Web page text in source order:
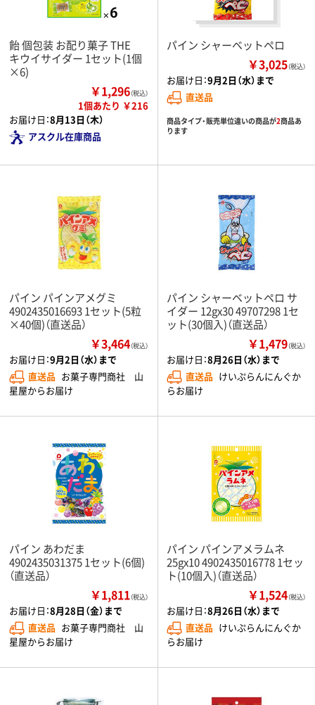
飴 個包装 お配り菓子 THE
キウイサイダー 1セット(1個
×6)
￥1,296（税込）
1個あたり ￥216
お届け日：8月13日（木）
アスクル在庫商品
パイン シャーベットペロ
￥3,025（税込）
お届け日：9月2日（水）まで
直送品
商品タイプ・販売単位違いの商品が2商品あ
ります
パイン パインアメグミ
4902435016693 1セット(5粒
×40個)（直送品）
￥3,464（税込）
お届け日：9月2日（水）まで
直送品 お菓子専門商社 山
星屋からお届け
パイン シャーベットペロ サ
イダー 12gx30 49707298 1セ
ット(30個入)（直送品）
￥1,479（税込）
お届け日：8月26日（水）まで
直送品 けいぷらんにんぐか
らお届け
パイン あわだま
4902435031375 1セット(6個)
（直送品）
￥1,811（税込）
お届け日：8月28日（金）まで
直送品 お菓子専門商社 山
星屋からお届け
パイン パインアメラムネ
25gx10 4902435016778 1セッ
ト(10個入)（直送品）
￥1,524（税込）
お届け日：8月26日（水）まで
直送品 けいぷらんにんぐか
らお届け